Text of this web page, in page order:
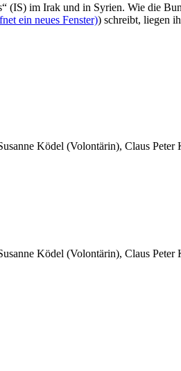
(IS) im Irak und in Syrien. Wie die
ein neues Fenster)) schreibt, liegen
Ködel (Volontärin), Claus Peter
Ködel (Volontärin), Claus Peter